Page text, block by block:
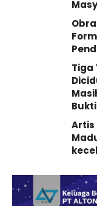
Tiga
Bukti
Artis